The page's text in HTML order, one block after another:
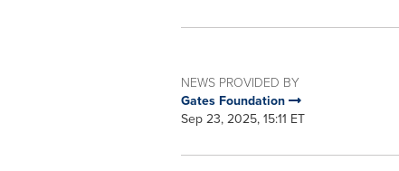
NEWS PROVIDED BY
Gates Foundation
Sep 23, 2025, 15:11 ET